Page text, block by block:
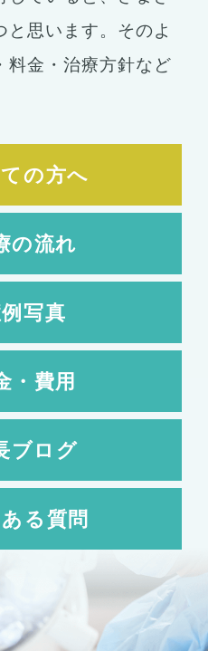
と思います。そのよ
料金・治療方針など
の方へ
の流れ
写真
・費用
ブログ
る質問